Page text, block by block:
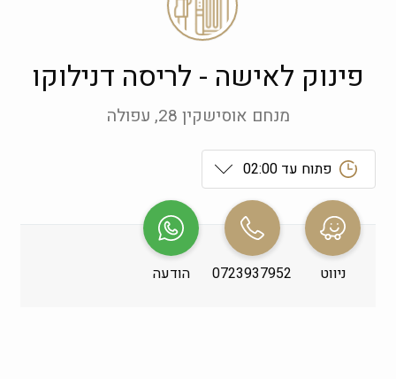
פינוק לאישה - לריסה דנילוקו
מנחם אוסישקין 28, עפולה
פתוח עד 02:00
ראשון
שני
09:00-19:00
שלישי
ניווט 0723937952 הודעה